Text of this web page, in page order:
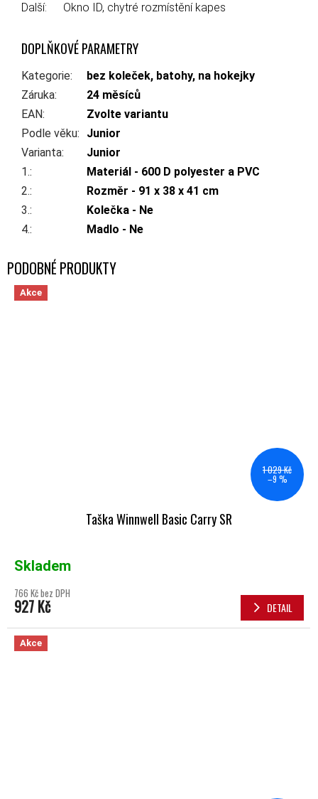
Další: Okno ID, chytré rozmístění kapes
DOPLŇKOVÉ PARAMETRY
Kategorie:
bez koleček, batohy, na hokejky
Záruka:
24 měsíců
EAN:
Zvolte variantu
Podle věku:
Junior
Varianta:
Junior
1.:
Materiál - 600 D polyester a PVC
2.:
Rozměr - 91 x 38 x 41 cm
3.:
Kolečka - Ne
4.: Madlo - Ne
Akce
1 029 Kč
–9 %
Taška Winnwell Basic Carry SR
Skladem
766 Kč bez DPH
927 Kč DETAIL
Akce